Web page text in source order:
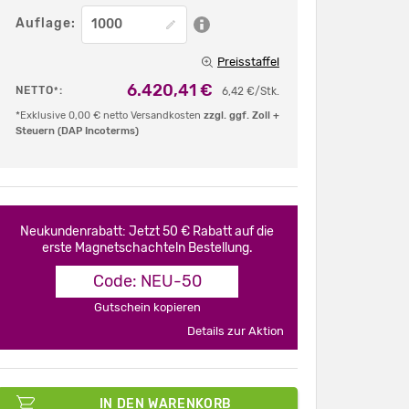
Auflage:
Preisstaffel
NETTO*: 6,42 €/Stk.
6.420,41 €
*Exklusive 0,00 € netto Versandkosten zzgl. ggf. Zoll +
Steuern (DAP Incoterms)
Neukundenrabatt: Jetzt 50 € Rabatt auf die
erste Magnetschachteln Bestellung.
Code: NEU-50
Gutschein kopieren
Details zur Aktion
IN DEN WARENKORB